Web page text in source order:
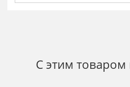
С этим товаром